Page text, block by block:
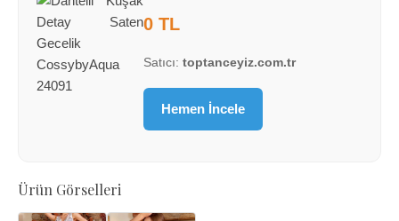
0 TL
Satıcı: toptanceyiz.com.tr
Hemen İncele
Ürün Görselleri